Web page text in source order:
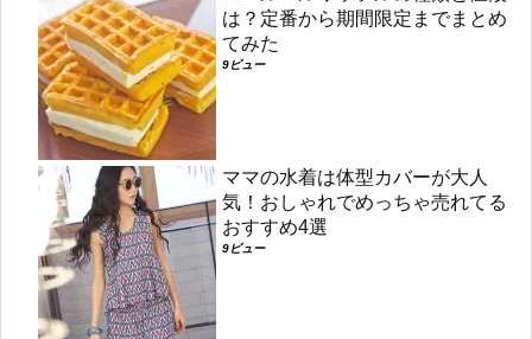
は？定番から期間限定までまとめ
てみた
9ビュー
ママの水着は体型カバーが大人
気！おしゃれでめっちゃ売れてる
おすすめ4選
9ビュー